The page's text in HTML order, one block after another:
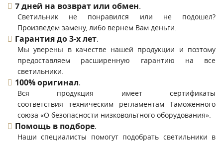
7 дней на возврат или обмен.
Светильник не понравился или не подошел?
Произведем замену, либо вернем Вам деньги.
Гарантия до 3-х лет.
Мы уверены в качестве нашей продукции и поэтому
предоставляем расширенную гарантию на все
светильники.
100% оригинал.
Вся продукция имеет сертификаты
соответствия техническим регламентам Таможенного
союза «О безопасности низковольтного оборудования».
Помощь в подборе.
Наши специалисты помогут подобрать светильники в